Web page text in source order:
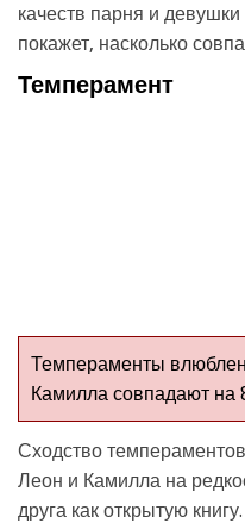
качеств парня и
покажет, насколько
Темперамент
Темпераменты
Камилла совпадают на
Сходство
Леон и Камилла на
друга как открытую